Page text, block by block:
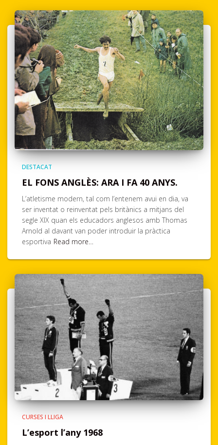
DESTACAT
EL FONS ANGLÈS: ARA I FA 40 ANYS.
L’atletisme modern, tal com l’entenem avui en dia, va
ser inventat o reinventat pels britànics a mitjans del
segle XIX quan els educadors anglesos amb Thomas
Arnold al davant van poder introduir la pràctica
esportiva Read more…
CURSES I LLIGA
L’esport l’any 1968